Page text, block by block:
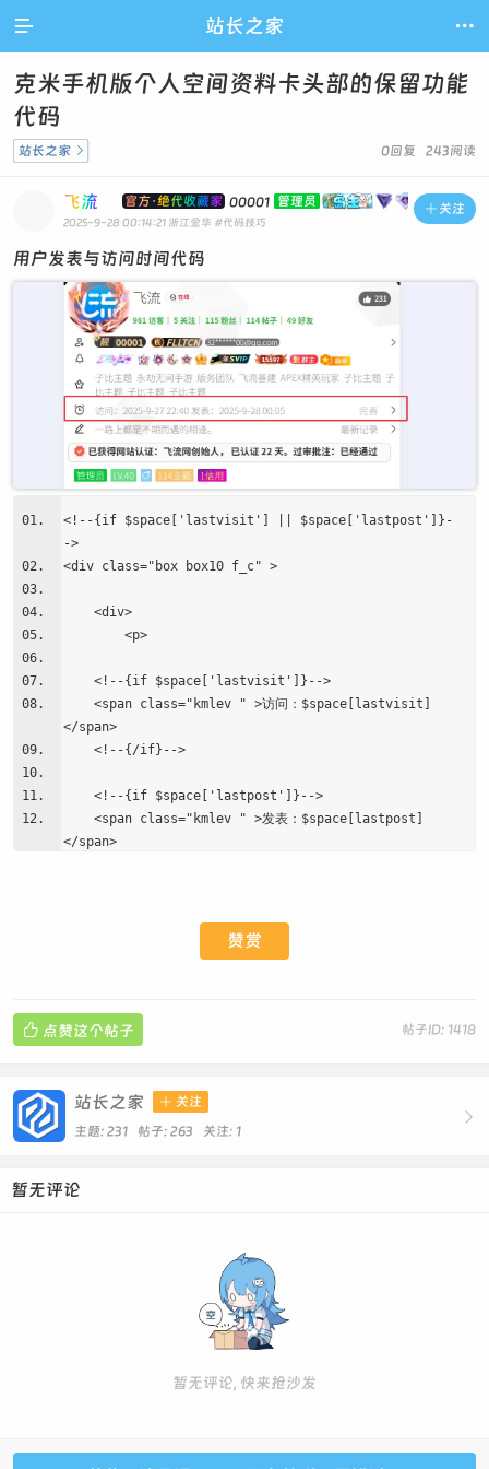
 站长之家 
克米手机版个人空间资料卡头部的保留功能
代码
0回复 243阅读
站长之家 
 关注
飞流 官方·绝代收藏家 00001 管理员
2025-9-28 00:14:21 浙江金华 #代码技巧
用户发表与访问时间代码
<!--{if $space['lastvisit'] || $space['lastpost']}-
->
<div class="box box10 f_c" >
<div>
<p>
<!--{if $space['lastvisit']}-->
<span class="kmlev " >访问：$space[lastvisit]
</span>
<!--{/if}-->
<!--{if $space['lastpost']}-->
<span class="kmlev " >发表：$space[lastpost]
</span>
赞赏
帖子ID: 1418
 点赞这个帖子

站长之家  关注
主题: 231 帖子: 263 关注: 1
暂无评论
暂无评论, 快来抢沙发